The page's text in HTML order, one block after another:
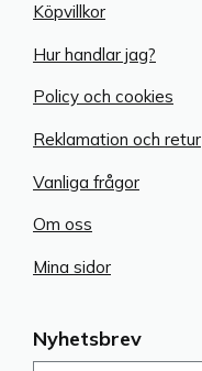
Nyhetsbrev
Köpvillkor
Hur handlar jag?
Policy och cookies
Reklamation och retur
Vanliga frågor
Om oss
Mina sidor